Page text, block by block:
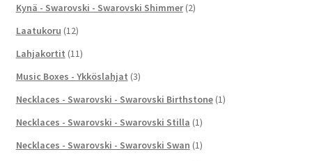
Kynä - Swarovski - Swarovski Shimmer (2)
Laatukoru (12)
Lahjakortit (11)
Music Boxes - Ykköslahjat (3)
Necklaces - Swarovski - Swarovski Birthstone (1)
Necklaces - Swarovski - Swarovski Stilla (1)
Necklaces - Swarovski - Swarovski Swan (1)